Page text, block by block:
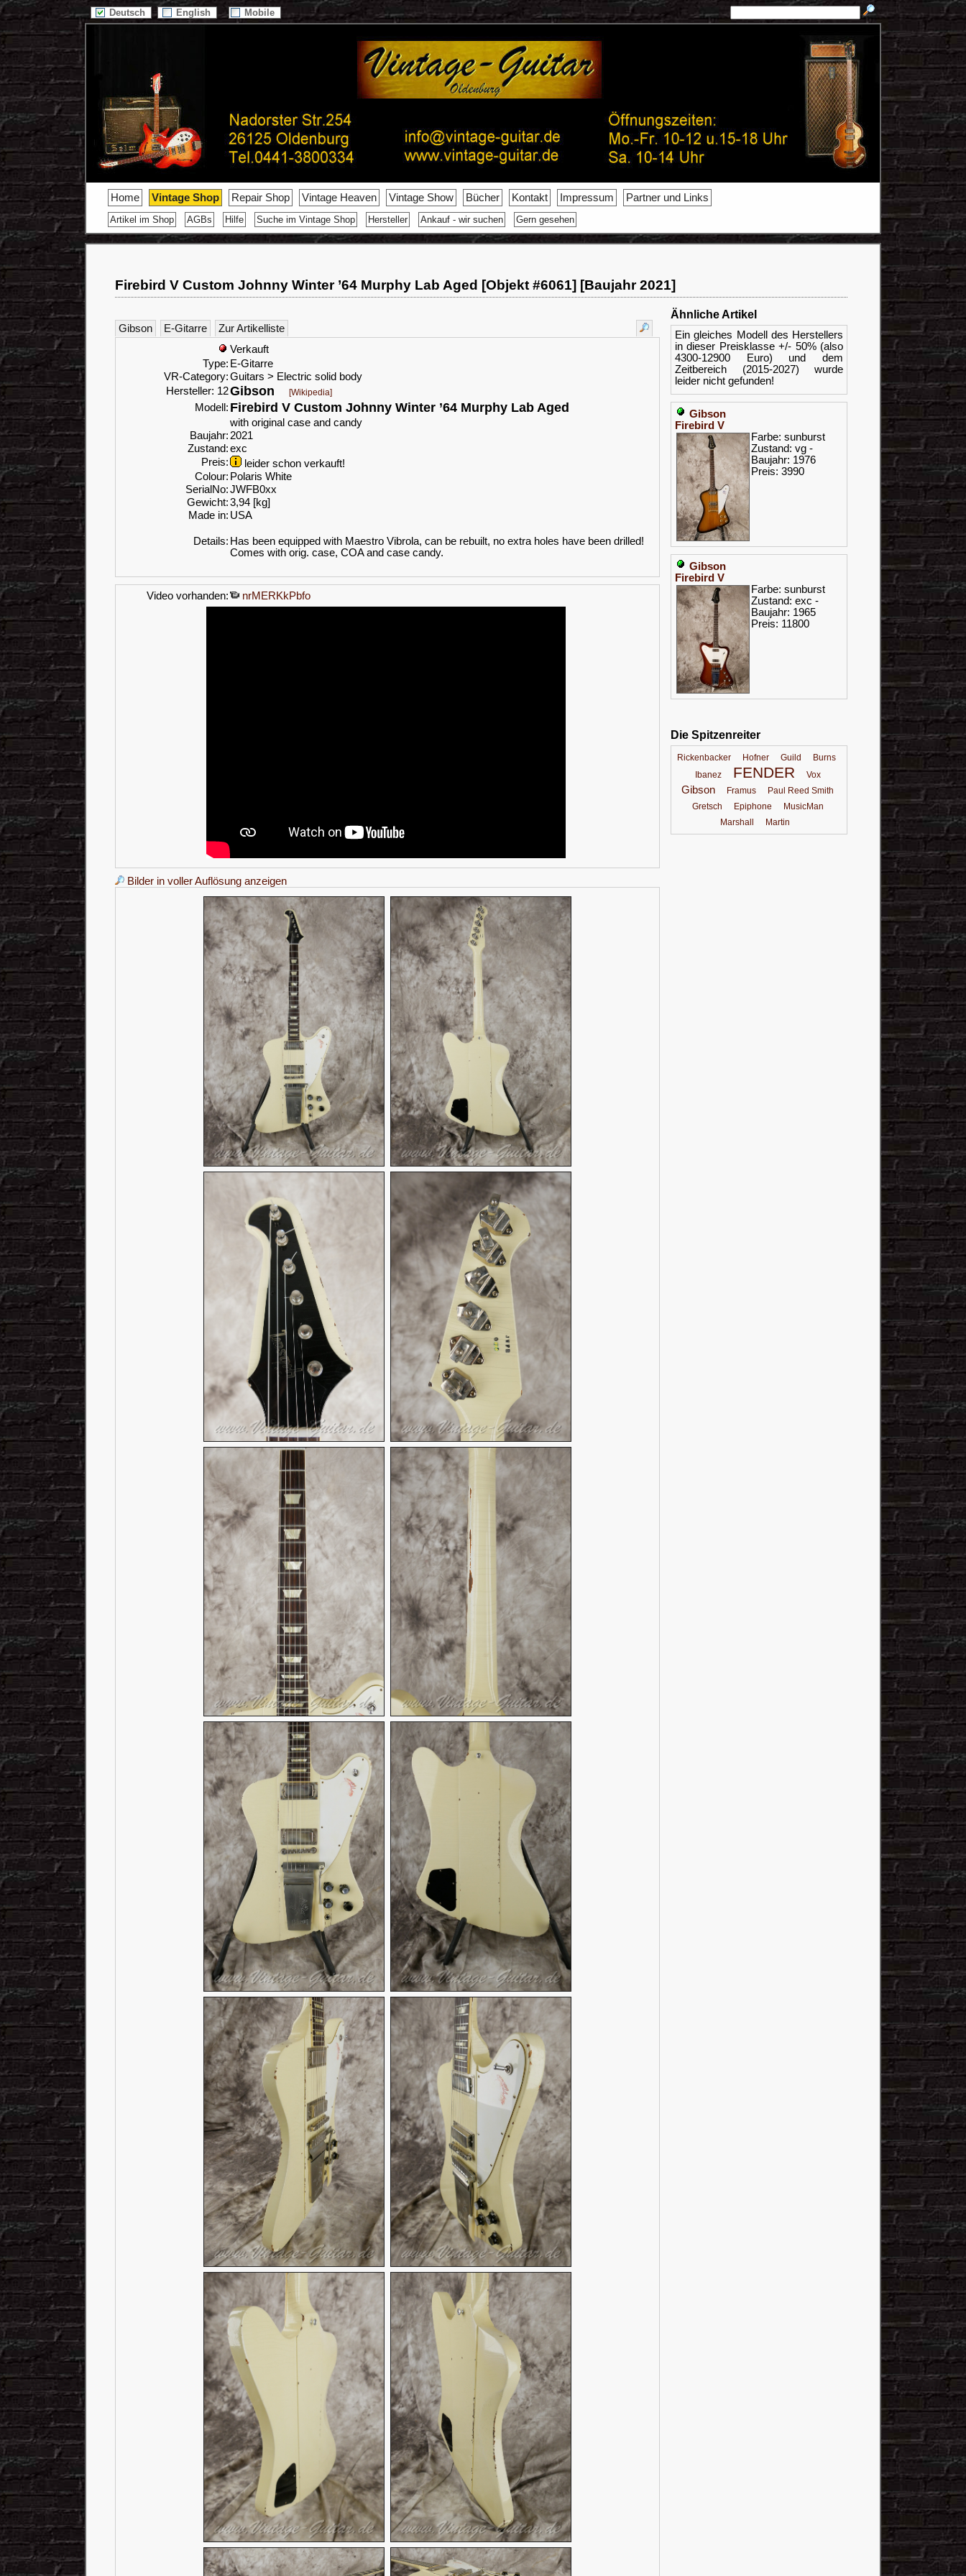
Deutsch English Mobile
Home Vintage Shop Repair Shop Vintage Heaven Vintage Show Bücher Kontakt Impressum Partner und Links
Artikel im Shop AGBs Hilfe Suche im Vintage Shop Hersteller Ankauf - wir suchen Gern gesehen
Firebird V Custom Johnny Winter ’64 Murphy Lab Aged [Objekt #6061] [Baujahr 2021]
Gibson E-Gitarre
Zur Artikelliste
Verkauft
Type: E-Gitarre
VR-Category:Guitars > Electric solid body
Hersteller: 12Gibson [Wikipedia]
Modell: Firebird V Custom Johnny Winter ’64 Murphy Lab Aged
with original case and candy
Baujahr: 2021
Zustand:exc
Preis:
leider schon verkauft!
Colour: Polaris White
SerialNo:JWFB0xx
Gewicht:3,94 [kg]
Made in: USA
Details: Has been equipped with Maestro Vibrola, can be rebuilt, no extra holes have been drilled!
Comes with orig. case, COA and case candy.
Video vorhanden: nrMERKkPbfo
Bilder in voller Auflösung anzeigen
Ähnliche Artikel
Ein gleiches Modell des Herstellers
in dieser Preisklasse +/- 50% (also
4300-12900 Euro) und dem
Zeitbereich (2015-2027) wurde
leider nicht gefunden!
Gibson
Firebird V
Farbe: sunburst
Zustand: vg -
Baujahr: 1976
Preis: 3990
Gibson
Firebird V
Farbe: sunburst
Zustand: exc -
Baujahr: 1965
Preis: 11800
Die Spitzenreiter
Rickenbacker Hofner Guild
Burns
Ibanez
FENDER Vox
Gibson Framus
Paul Reed Smith
Gretsch
Epiphone
MusicMan
Marshall
Martin